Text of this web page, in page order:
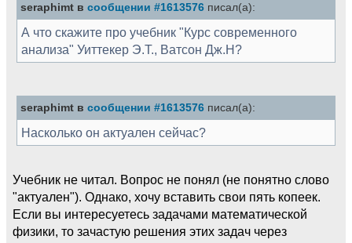
seraphimt в сообщении #1613576 писал(а):
А что скажите про учебник "Курс современного
анализа" Уиттекер Э.Т., Ватсон Дж.Н?
seraphimt в сообщении #1613576 писал(а):
Насколько он актуален сейчас?
Учебник не читал. Вопрос не понял (не понятно слово
"актуален"). Однако, хочу вставить свои пять копеек.
Если вы интересуетесь задачами математической
физики, то зачастую решения этих задач через